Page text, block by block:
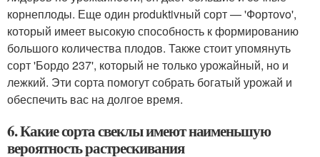
корнеплоды. Еще один produktivный сорт — 'Фортоvo',
который имеет высокую способность к формированию
большого количества плодов. Также стоит упомянуть
сорт 'Бордо 237', который не только урожайный, но и
лежкий. Эти сорта помогут собрать богатый урожай и
обеспечить вас на долгое время.
6. Какие сорта свеклы имеют наименьшую
вероятность растрескивания